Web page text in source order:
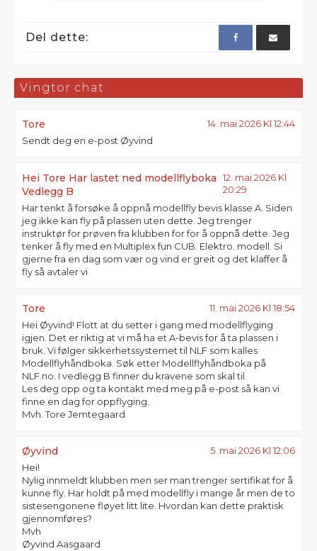
Del dette:
Vingtor chat
Tore 14. mai 2026 Kl 12:44
Sendt deg en e-post Øyvind
Hei Tore Har lastet ned modellflyboka
Vedlegg B
12. mai 2026 Kl
20:29
Har tenkt å forsøke å oppnå modellfly bevis klasse A. Siden
jeg ikke kan fly på plassen uten dette. Jeg trenger
instruktør for prøven fra klubben for for å oppnå dette. Jeg
tenker å fly med en Multiplex fun CUB. Elektro. modell. Si
gjerne fra en dag som vær og vind er greit og det klaffer å
fly så avtaler vi
Tore 11. mai 2026 Kl 18:54
Hei Øyvind! Flott at du setter i gang med modellflyging
igjen. Det er riktig at vi må ha et A-bevis for å ta plassen i
bruk. Vi følger sikkerhetssystemet til NLF som kalles
Modellflyhåndboka. Søk etter Modellflyhåndboka på
NLF.no. I vedlegg B finner du kravene som skal til.
Les deg opp og ta kontakt med meg på e-post så kan vi
finne en dag for oppflyging.
Mvh. Tore Jemtegaard
Øyvind 5. mai 2026 Kl 12:06
Hei!
Nylig innmeldt klubben men ser man trenger sertifikat for å
kunne fly. Har holdt på med modellfly i mange år men de to
sistesengonene fløyet litt lite. Hvordan kan dette praktisk
gjennomføres?
Mvh
Øyvind Aasgaard